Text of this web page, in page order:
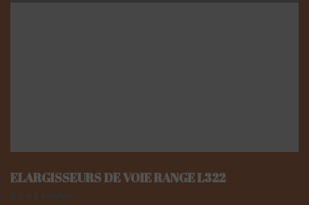
ELARGISSEURS DE VOIE RANGE L322